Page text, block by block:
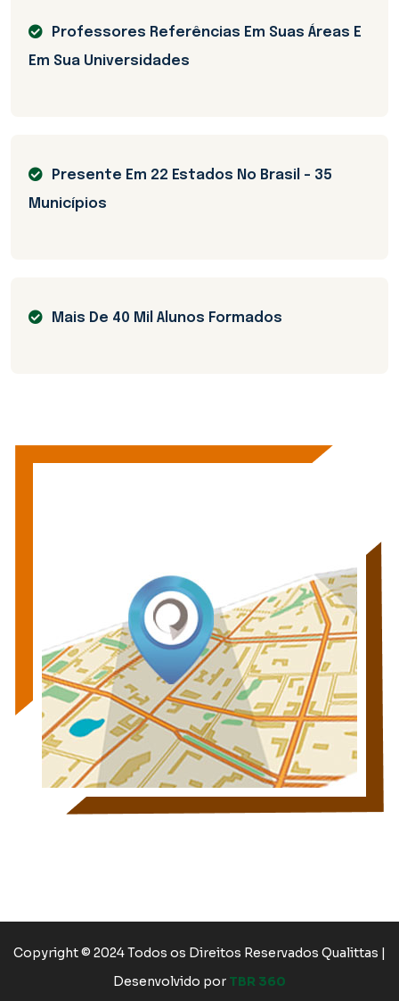
Professores Referências Em Suas Áreas E
Em Sua Universidades
Presente Em 22 Estados No Brasil - 35
Municípios
Mais De 40 Mil Alunos Formados
Copyright © 2024 Todos os Direitos Reservados Qualittas |
Desenvolvido por TBR 360